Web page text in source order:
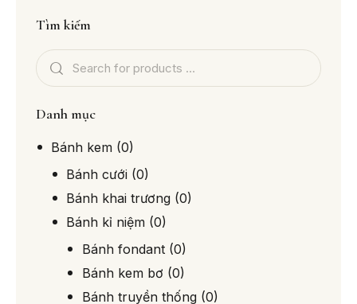
Tìm kiếm
Danh mục
Bánh kem (0)
Bánh cưới (0)
Bánh khai trương (0)
Bánh kỉ niệm (0)
Bánh fondant (0)
Bánh kem bơ (0)
Bánh truyền thống (0)